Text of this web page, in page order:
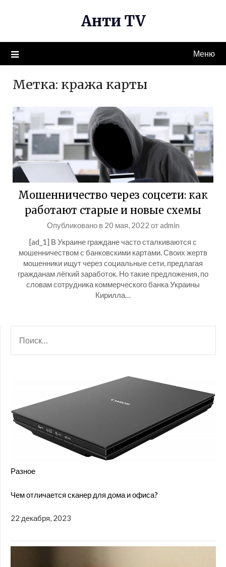
Анти TV
Меню
Метка: кража карты
Мошенничество через соцсети: как
работают старые и новые схемы
Опубликовано в 20 мая, 2022 отadmin
[ad_1] В Украине граждане часто сталкиваются с
мошенничеством с банковскими картами. Своих жертв
мошенники ищут через социальные сети, предлагая
гражданам лёгкий заработок. Но такие предложения, по
словам сотрудника коммерческого банка Украины
Кирилла…
Разное
Чем отличается сканер для дома и офиса?
22 декабря, 2023